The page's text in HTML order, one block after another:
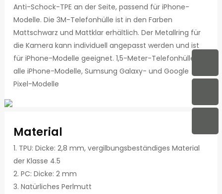
Anti-Schock-TPE an der Seite, passend für iPhone-
Modelle. Die 3M-Telefonhülle ist in den Farben
Mattschwarz und Mattklar erhältlich. Der Metallring für
die Kamera kann individuell angepasst werden und ist
für iPhone-Modelle geeignet. 1,5-Meter-Telefonhülle für
alle iPhone-Modelle, Sumsung Galaxy- und Google
Pixel-Modelle
Material
1. TPU: Dicke: 2,8 mm, vergilbungsbeständiges Material
der Klasse 4.5
2. PC: Dicke: 2 mm
3. Natürliches Perlmutt